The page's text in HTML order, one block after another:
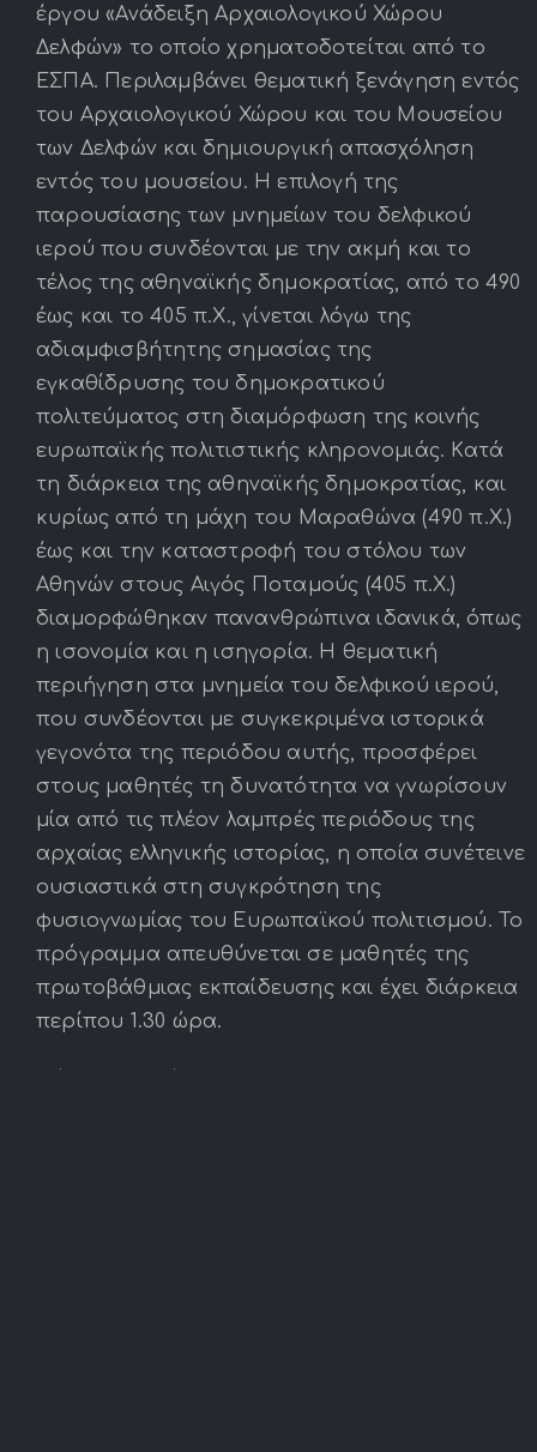
έργου «Ανάδειξη Αρχαιολογικού Χώρου
Δελφών» το οποίο χρηματοδοτείται από το
ΕΣΠΑ. Περιλαμβάνει θεματική ξενάγηση εντός
του Αρχαιολογικού Χώρου και του Μουσείου
των Δελφών και δημιουργική απασχόληση
εντός του μουσείου. Η επιλογή της
παρουσίασης των μνημείων του δελφικού
ιερού που συνδέονται με την ακμή και το
τέλος της αθηναϊκής δημοκρατίας, από το 490
έως και το 405 π.Χ., γίνεται λόγω της
αδιαμφισβήτητης σημασίας της
εγκαθίδρυσης του δημοκρατικού
πολιτεύματος στη διαμόρφωση της κοινής
ευρωπαϊκής πολιτιστικής κληρονομιάς. Κατά
τη διάρκεια της αθηναϊκής δημοκρατίας, και
κυρίως από τη μάχη του Μαραθώνα (490 π.Χ.)
έως και την καταστροφή του στόλου των
Αθηνών στους Αιγός Ποταμούς (405 π.Χ.)
διαμορφώθηκαν πανανθρώπινα ιδανικά, όπως
η ισονομία και η ισηγορία. Η θεματική
περιήγηση στα μνημεία του δελφικού ιερού,
που συνδέονται με συγκεκριμένα ιστορικά
γεγονότα της περιόδου αυτής, προσφέρει
στους μαθητές τη δυνατότητα να γνωρίσουν
μία από τις πλέον λαμπρές περιόδους της
αρχαίας ελληνικής ιστορίας, η οποία συνέτεινε
ουσιαστικά στη συγκρότηση της
φυσιογνωμίας του Ευρωπαϊκού πολιτισμού. Το
πρόγραμμα απευθύνεται σε μαθητές της
πρωτοβάθμιας εκπαίδευσης και έχει διάρκεια
περίπου 1.30 ώρα.